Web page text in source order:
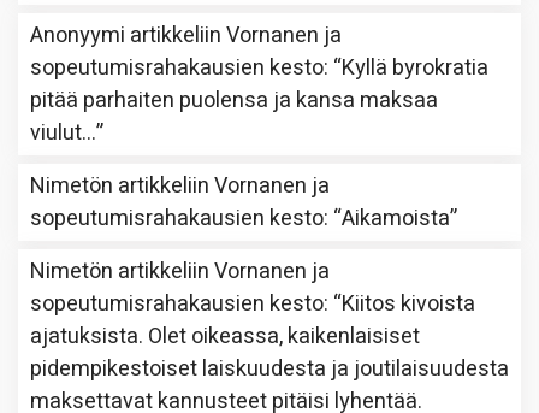
Anonyymi artikkeliinVornanen ja
sopeutumisrahakausien kesto: “Kyllä byrokratia
pitää parhaiten puolensa ja kansa maksaa
viulut…”
Nimetön artikkeliinVornanen ja
sopeutumisrahakausien kesto: “Aikamoista”
Nimetön artikkeliinVornanen ja
sopeutumisrahakausien kesto: “Kiitos kivoista
ajatuksista. Olet oikeassa, kaikenlaisiset
pidempikestoiset laiskuudesta ja joutilaisuudesta
maksettavat kannusteet pitäisi lyhentää.